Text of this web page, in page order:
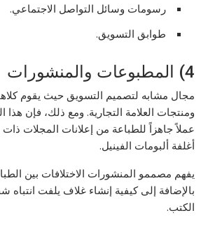
رسومات وسائل التواصل الاجتماعي.
طوابق التسويق.
4) المطبوعات والمنشورات
مجال مشابه لتصميم التسويق حيث يقوم
ومنتجات العلامة التجارية. ومع ذلك، فإن
عملاً جاهزاً للطباعة من إعلانات المجلات
أغلفة ألبومات الفينيل.
يفهم مصممو المنشورات الاختلافات بين
بالإضافة إلى كيفية إنشاء غلاف يلفت
الكتب.